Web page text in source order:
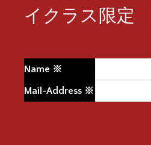
イクラス限定
Name ※
Mail-Address ※